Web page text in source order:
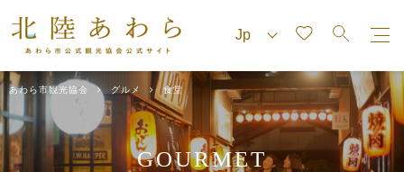
あわら市観光協会 グルメ 食堂
GOURMET